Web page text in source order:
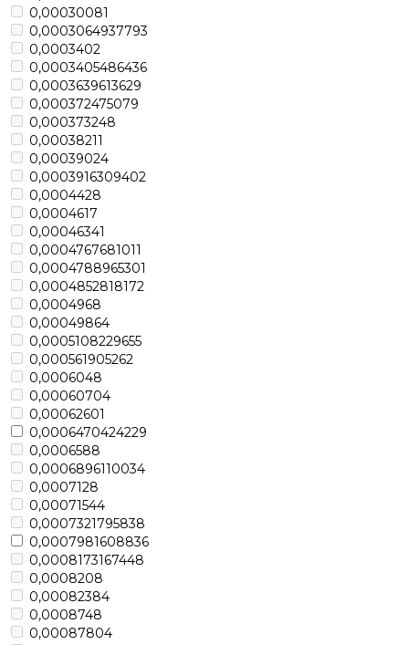
0,00030081
0,0003064937793
0,0003402
0,0003405486436
0,0003639613629
0,000372475079
0,000373248
0,00038211
0,00039024
0,0003916309402
0,0004428
0,0004617
0,00046341
0,0004767681011
0,0004788965301
0,0004852818172
0,0004968
0,00049864
0,0005108229655
0,000561905262
0,0006048
0,00060704
0,00062601
0,0006470424229
0,0006588
0,0006896110034
0,0007128
0,00071544
0,0007321795838
0,0007981608836
0,0008173167448
0,0008208
0,00082384
0,0008748
0,00087804